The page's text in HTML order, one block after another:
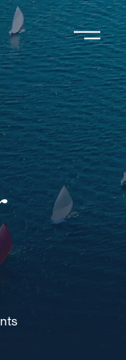
....